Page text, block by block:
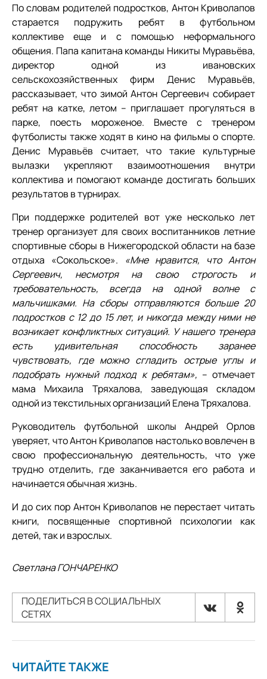
По словам родителей подростков, Антон Криволапов
старается подружить ребят в футбольном
коллективе еще и с помощью неформального
общения. Папа капитана команды Никиты Муравьёва,
директор одной из ивановских
сельскохозяйственных фирм Денис Муравьёв,
рассказывает, что зимой Антон Сергеевич собирает
ребят на катке, летом – приглашает прогуляться в
парке, поесть мороженое. Вместе с тренером
футболисты также ходят в кино на фильмы о спорте.
Денис Муравьёв считает, что такие культурные
вылазки укрепляют взаимоотношения внутри
коллектива и помогают команде достигать больших
результатов в турнирах.
При поддержке родителей вот уже несколько лет
тренер организует для своих воспитанников летние
спортивные сборы в Нижегородской области на базе
отдыха «Сокольское». «Мне нравится, что Антон
Сергеевич, несмотря на свою строгость и
требовательность, всегда на одной волне с
мальчишками. На сборы отправляются больше 20
подростков с 12 до 15 лет, и никогда между ними не
возникает конфликтных ситуаций. У нашего тренера
есть удивительная способность заранее
чувствовать, где можно сгладить острые углы и
подобрать нужный подход к ребятам», – отмечает
мама Михаила Тряхалова, заведующая складом
одной из текстильных организаций Елена Тряхалова.
Руководитель футбольной школы Андрей Орлов
уверяет, что Антон Криволапов настолько вовлечен в
свою профессиональную деятельность, что уже
трудно отделить, где заканчивается его работа и
начинается обычная жизнь.
И до сих пор Антон Криволапов не перестает читать
книги, посвященные спортивной психологии как
детей, так и взрослых.
Светлана ГОНЧАРЕНКО
ПОДЕЛИТЬСЯ В СОЦИАЛЬНЫХ
СЕТЯХ
ЧИТАЙТЕ ТАКЖЕ